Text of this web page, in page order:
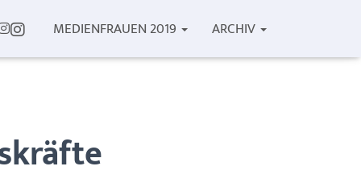
S
M
MEDIENFRAUEN 2019 ARCHIV